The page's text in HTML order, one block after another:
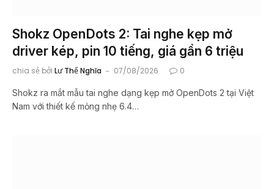
Shokz OpenDots 2: Tai nghe kẹp mở
driver kép, pin 10 tiếng, giá gần 6 triệu
chia sẻ bởi Lư Thế Nghĩa 07/08/2026 0
Shokz ra mắt mẫu tai nghe dạng kẹp mở OpenDots 2 tại Việt
Nam với thiết kế mỏng nhẹ 6.4…